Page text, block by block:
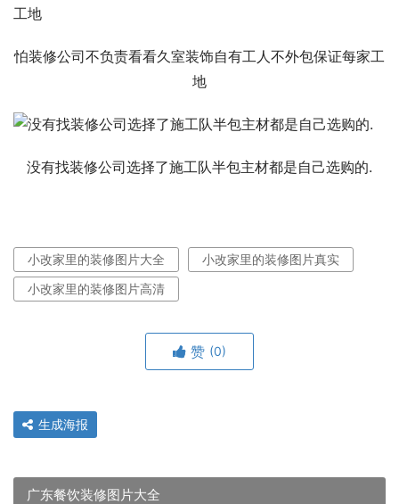
怕装修公司不负责看看久室装饰自有工人不外包保证每家工
地
没有找装修公司选择了施工队半包主材都是自己选购的.
小改家里的装修图片大全
小改家里的装修图片真实
小改家里的装修图片高清
赞 (0)
生成海报
广东餐饮装修图片大全